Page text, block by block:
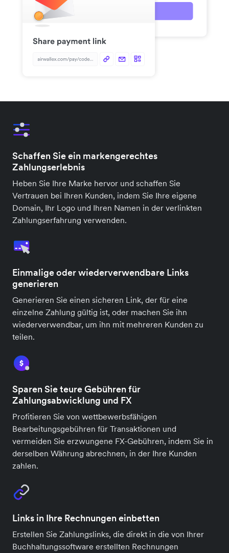
Schaffen Sie ein markengerechtes
Zahlungserlebnis
Heben Sie Ihre Marke hervor und schaffen Sie
Vertrauen bei Ihren Kunden, indem Sie Ihre eigene
Domain, Ihr Logo und Ihren Namen in der verlinkten
Zahlungserfahrung verwenden.
Einmalige oder wiederverwendbare Links
generieren
Generieren Sie einen sicheren Link, der für eine
einzelne Zahlung gültig ist, oder machen Sie ihn
wiederverwendbar, um ihn mit mehreren Kunden zu
teilen.
Sparen Sie teure Gebühren für
Zahlungsabwicklung und FX
Profitieren Sie von wettbewerbsfähigen
Bearbeitungsgebühren für Transaktionen und
vermeiden Sie erzwungene FX-Gebühren, indem Sie in
derselben Währung abrechnen, in der Ihre Kunden
zahlen.
Links in Ihre Rechnungen einbetten
Erstellen Sie Zahlungslinks, die direkt in die von Ihrer
Buchhaltungssoftware erstellten Rechnungen